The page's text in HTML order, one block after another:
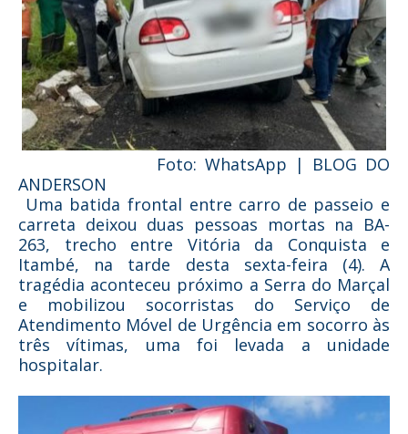
Foto: WhatsApp | BLOG DO
ANDERSON
Uma batida frontal entre carro de passeio e
carreta deixou duas pessoas mortas na BA-
263, trecho entre Vitória da Conquista e
Itambé, na tarde desta sexta-feira (4). A
tragédia aconteceu próximo a Serra do Marçal
e mobilizou socorristas do Serviço de
Atendimento Móvel de Urgência em socorro às
três vítimas, uma foi levada a unidade
hospitalar.